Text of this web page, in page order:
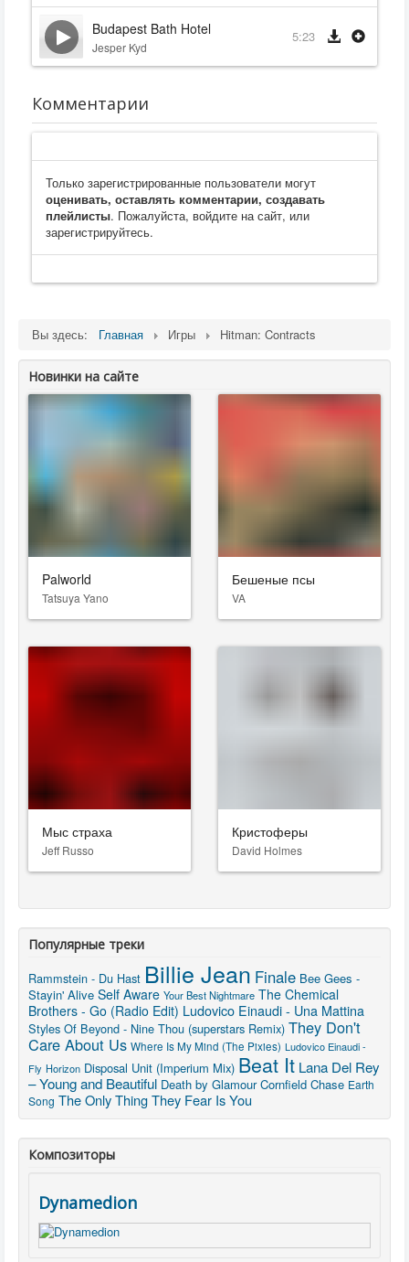
Budapest Bath Hotel
Jesper Kyd
5:23
Комментарии
Только зарегистрированные пользователи могут
оценивать, оставлять комментарии, создавать
плейлисты. Пожалуйста, войдите на сайт, или
зарегистрируйтесь.
Вы здесь: Главная Игры Hitman: Contracts
Новинки на сайте
Palworld
Tatsuya Yano
Бешеные псы
VA
Мыс страха
Jeff Russo
Кристоферы
David Holmes
Популярные треки
Rammstein - Du Hast Billie Jean Finale Bee Gees -
Stayin' Alive Self Aware Your Best Nightmare The Chemical
Brothers - Go (Radio Edit) Ludovico Einaudi - Una Mattina
Styles Of Beyond - Nine Thou (superstars Remix) They Don't
Care About Us Where Is My Mind (The Pixies) Ludovico Einaudi -
Fly Horizon Disposal Unit (Imperium Mix) Beat It Lana Del Rey
– Young and Beautiful Death by Glamour Cornfield Chase Earth
Song The Only Thing They Fear Is You
Композиторы
Dynamedion